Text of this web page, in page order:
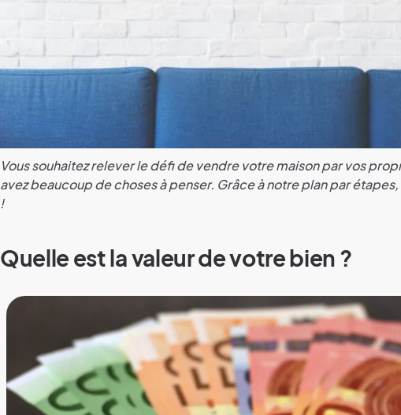
Vous souhaitez relever le défi de vendre votre maison par vos
avez beaucoup de choses à penser. Grâce à notre plan par étapes,
!
Quelle est la valeur de votre bien ?